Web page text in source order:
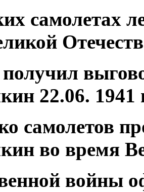
самолетах
получил
22.06. 1941
самолетов
во время
войны